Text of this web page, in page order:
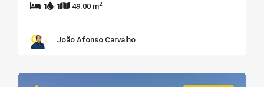
1 1 49.00 m2
João Afonso Carvalho